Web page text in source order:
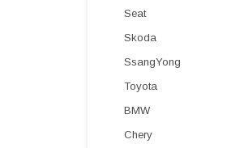
Seat
Skoda
SsangYong
Toyota
BMW
Chery